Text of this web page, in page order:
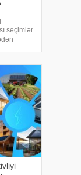
seçimlər